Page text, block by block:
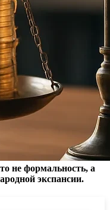
simulation для
запросами
vs ручной
аутсорсить?
не формальность, а
экспансии.